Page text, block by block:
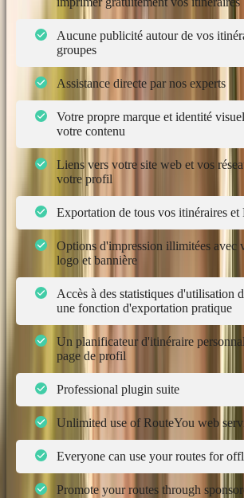
Aucune publicité autour de vos
groupes
Assistance directe par nos experts
Votre propre marque et identité
votre contenu
Liens vers votre site web et vos
votre profil
Exportation de tous vos itinéraires et
Options d'impression illimitées avec
logo et bannière
Accès à des statistiques d'utilisation
une fonction d'exportation pratique
Un planificateur d'itinéraire
page de profil
Professional plugin suite
Unlimited use of RouteYou web
Everyone can use your routes for
Promote your routes through